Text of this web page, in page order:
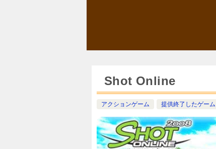
Shot Online
アクションゲーム 提供終了したゲーム